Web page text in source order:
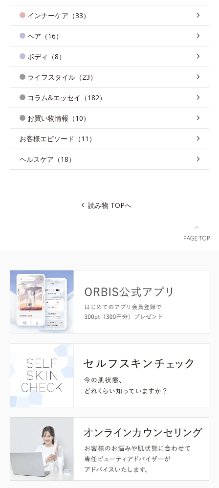
インナーケア（33）
ヘア（16）
ボディ（8）
ライフスタイル（23）
コラム&エッセイ（182）
お買い物情報（10）
お客様エピソード（11）
ヘルスケア（18）
読み物 TOPへ